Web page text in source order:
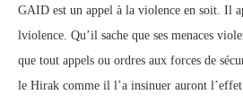
GAID est un appel à la violence en soit. Il
lviolence. Qu’il sache que ses menaces
que tout appels ou ordres aux forces de
le Hirak comme il l’a insinuer auront l’effet